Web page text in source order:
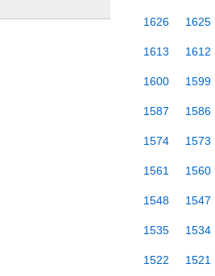
1626 1625
1613 1612
1600 1599
1587 1586
1574 1573
1561 1560
1548 1547
1535 1534
1522 1521